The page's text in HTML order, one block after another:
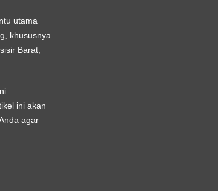
utama
khususnya
Barat,
ini akan
agar